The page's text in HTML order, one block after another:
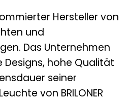
Hersteller von
und
Das Unternehmen
hohe Qualität
seiner
von BRILONER